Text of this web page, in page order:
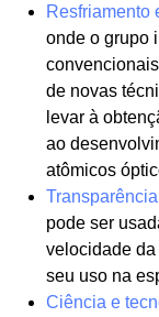
Resfriamento
onde o grupo
de novas
levar à
ao
atômicos
pode ser
velocidade
seu uso na
Ciência e